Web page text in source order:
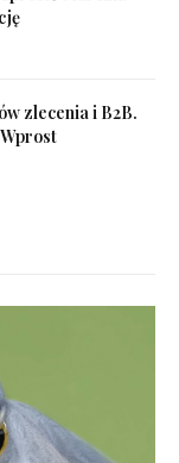
zlecenia i B2B.